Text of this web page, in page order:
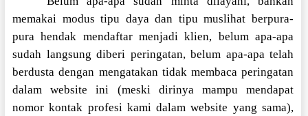
memakai modus tipu daya dan tipu muslihat berpura-
pura hendak mendaftar menjadi klien, belum apa-apa
sudah langsung diberi peringatan, belum apa-apa telah
berdusta dengan mengatakan tidak membaca peringatan
dalam website ini (meski dirinya mampu mendapat
nomor kontak profesi kami dalam website yang sama),